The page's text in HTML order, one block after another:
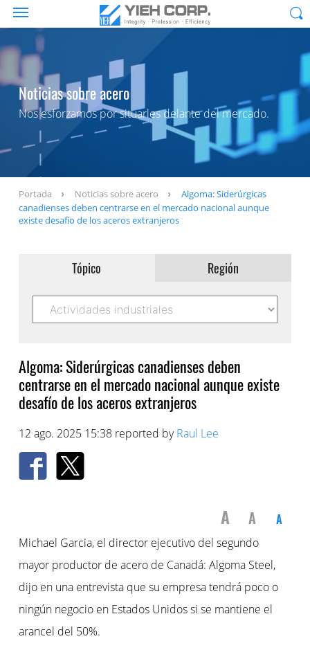
Noticias sobre acero
Nos esforzamos por situarles delante del mercado.
Portada Noticias sobre acero
Algoma: Siderúrgicas
canadienses deben centrarse en el mercado nacional aunque
existe desafío de los aceros extranjeros
Tópico Región
Algoma: Siderúrgicas canadienses deben
centrarse en el mercado nacional aunque existe
desafío de los aceros extranjeros
12 ago. 2025 15:38 reported byRaul Lee
A A A
Michael Garcia, el director ejecutivo del segundo
mayor productor de acero de Canadá: Algoma Steel,
dijo en una entrevista que su empresa tendrá poco o
ningún negocio en Estados Unidos si se mantiene el
arancel del 50%.